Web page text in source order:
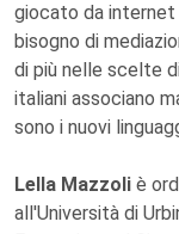
giocato da internet
bisogno di
di più nelle scelte
italiani associano
sono i nuovi
Lella Mazzoli è
all'Università di